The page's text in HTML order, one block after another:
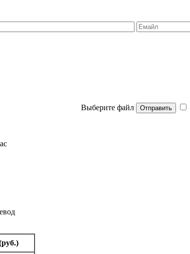
Выберите файл Отправить